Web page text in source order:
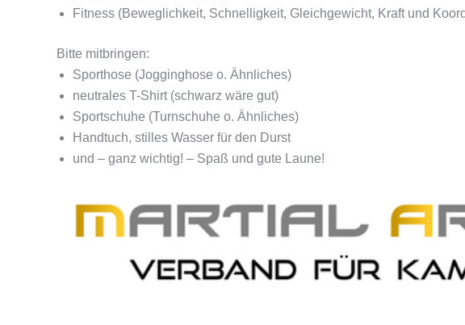
Fitness (Beweglichkeit, Schnelligkeit, Gleichgewicht, Kraft und
Bitte mitbringen:
Sporthose (Jogginghose o. Ähnliches)
neutrales T-Shirt (schwarz wäre gut)
Sportschuhe (Turnschuhe o. Ähnliches)
Handtuch, stilles Wasser für den Durst
und – ganz wichtig! – Spaß und gute Laune!